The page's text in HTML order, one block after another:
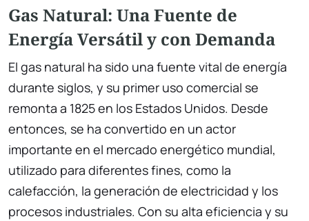
Gas Natural: Una Fuente de
Energía Versátil y con Demanda
El gas natural ha sido una fuente vital de energía
durante siglos, y su primer uso comercial se
remonta a 1825 en los Estados Unidos. Desde
entonces, se ha convertido en un actor
importante en el mercado energético mundial,
utilizado para diferentes fines, como la
calefacción, la generación de electricidad y los
procesos industriales. Con su alta eficiencia y su